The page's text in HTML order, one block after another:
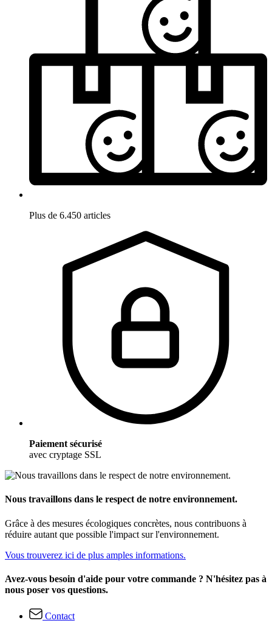
Plus de 6.450 articles
Paiement sécurisé
avec cryptage SSL
Nous travaillons dans le respect de notre environnement.
Grâce à des mesures écologiques concrètes, nous contribuons à
réduire autant que possible l'impact sur l'environnement.
Vous trouverez ici de plus amples informations.
Avez-vous besoin d'aide pour votre commande ? N'hésitez pas à
nous poser vos questions.
Contact